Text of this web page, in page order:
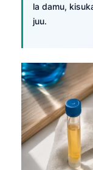
la damu,
juu.